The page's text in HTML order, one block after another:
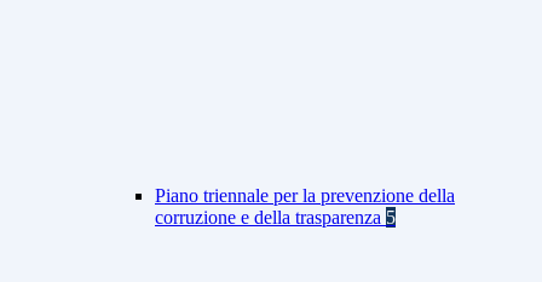
Piano triennale per la prevenzione della
corruzione e della trasparenza 5